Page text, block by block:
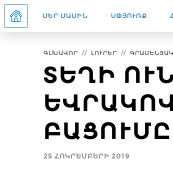
ՄԵՐ ՄԱՍԻՆ ՍՓՅՈՒՌՔ
ԳԼԽԱՎՈՐ ԼՈՒՐԵՐ ԳՐԱՍԵՆՅԱԿ
ՏԵՂԻ
ԲԱՑՈՒՄԸ
25 ՀՈԿՐԵՄԲԵՐԻ 2019